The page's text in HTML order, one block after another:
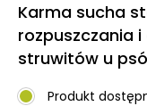
Karma sucha
rozpuszczania
struwitów u
Produkt